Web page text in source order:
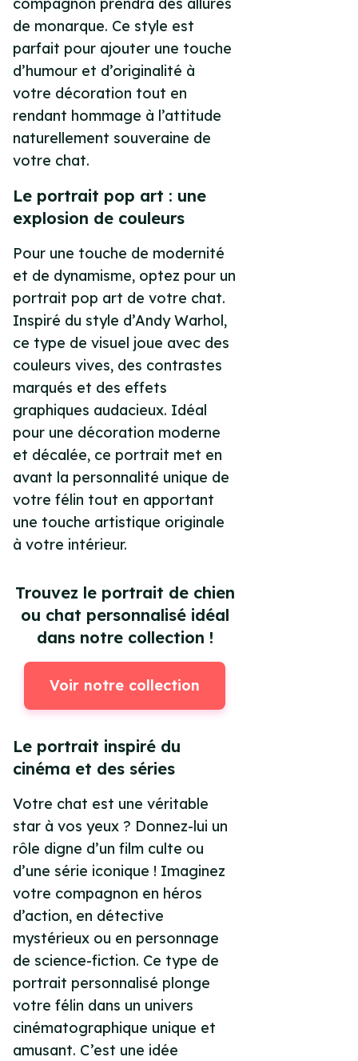
compagnon prendra des allures
de monarque. Ce style est
parfait pour ajouter une touche
d’humour et d’originalité à
votre décoration tout en
rendant hommage à l’attitude
naturellement souveraine de
votre chat.
Le portrait pop art : une
explosion de couleurs
Pour une touche de modernité
et de dynamisme, optez pour un
portrait pop art de votre chat.
Inspiré du style d’Andy Warhol,
ce type de visuel joue avec des
couleurs vives, des contrastes
marqués et des effets
graphiques audacieux. Idéal
pour une décoration moderne
et décalée, ce portrait met en
avant la personnalité unique de
votre félin tout en apportant
une touche artistique originale
à votre intérieur.
Trouvez le portrait de chien
ou chat personnalisé idéal
dans notre collection !
Voir notre collection
Le portrait inspiré du
cinéma et des séries
Votre chat est une véritable
star à vos yeux ? Donnez-lui un
rôle digne d’un film culte ou
d’une série iconique ! Imaginez
votre compagnon en héros
d’action, en détective
mystérieux ou en personnage
de science-fiction. Ce type de
portrait personnalisé plonge
votre félin dans un univers
cinématographique unique et
amusant. C’est une idée